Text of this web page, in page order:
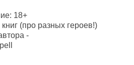
18+
(про разных героев!)
-